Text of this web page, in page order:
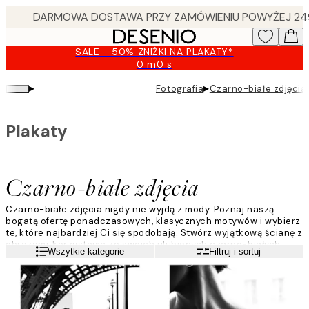
SALE - 50% ZNIŻKI NA PLAKATY*
0 m0 s
Ważny
do:
2026-
▸ Fotografia▸Czarno-białe zdjęcia
Czarno-białe zdjęcia
Plakaty
Czarno-białe zdjęcia nigdy nie wyjdą z mody. Poznaj naszą
bogatą ofertę ponadczasowych, klasycznych motywów i wybierz
te, które najbardziej Ci się spodobają. Stwórz wyjątkową ścianę z
obrazami, korzystając ze swoich ulubionych czarno-białych
motywów. Przejrzyj naszą ofertę czarno-białych reprodukcji z
idolami, zwierzętami i motywami natury i wybierz te, które
najbardziej przypadną Ci do gustu.
Czytaj więcejWszytkie kategorie Filtruj i sortuj